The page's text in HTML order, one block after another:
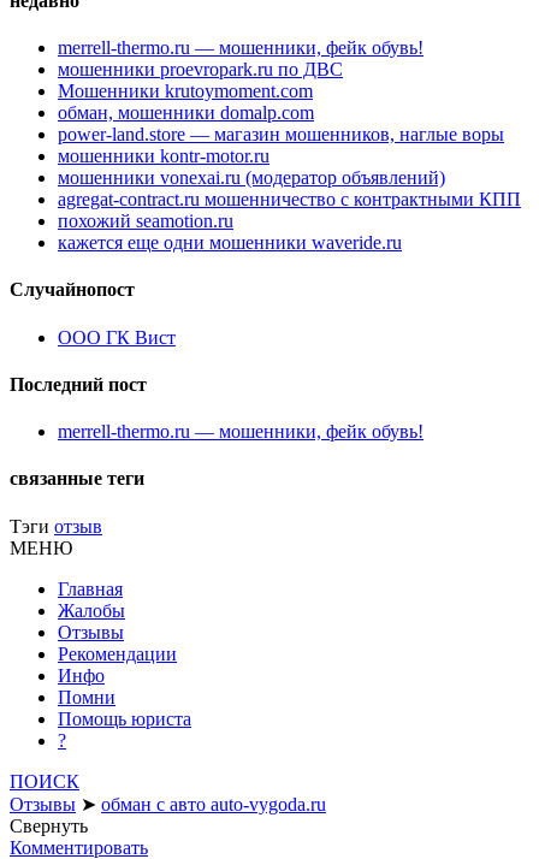
merrell-thermo.ru — мошенники, фейк обувь!
мошенники proevropark.ru по ДВС
Мошенники krutoymoment.com
обман, мошенники domalp.com
power-land.store — магазин мошенников, наглые воры
мошенники kontr-motor.ru
мошенники vonexai.ru (модератор объявлений)
agregat-contract.ru мошенничество с контрактными КПП
похожий seamotion.ru
кажется еще одни мошенники waveride.ru
Случайнопост
ООО ГК Вист
Последний пост
merrell-thermo.ru — мошенники, фейк обувь!
связанные теги
Тэги отзыв
МЕНЮ
Главная
Жалобы
Отзывы
Рекомендации
Инфо
Помни
Помощь юриста
?
ПОИСК
Отзывы ➤ обман с авто auto-vygoda.ru
Свернуть
Комментировать